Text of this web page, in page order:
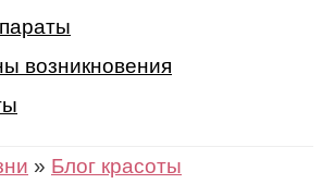
возникновения
» Блог красоты